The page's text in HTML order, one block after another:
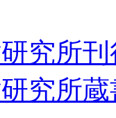
究所
究所